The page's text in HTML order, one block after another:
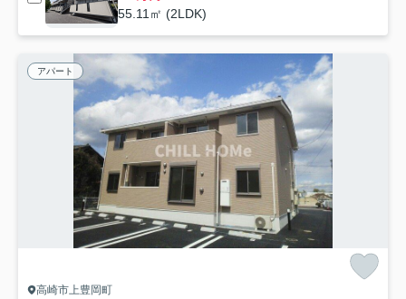
55.11㎡ (2LDK)
アパート
高崎市上豊岡町